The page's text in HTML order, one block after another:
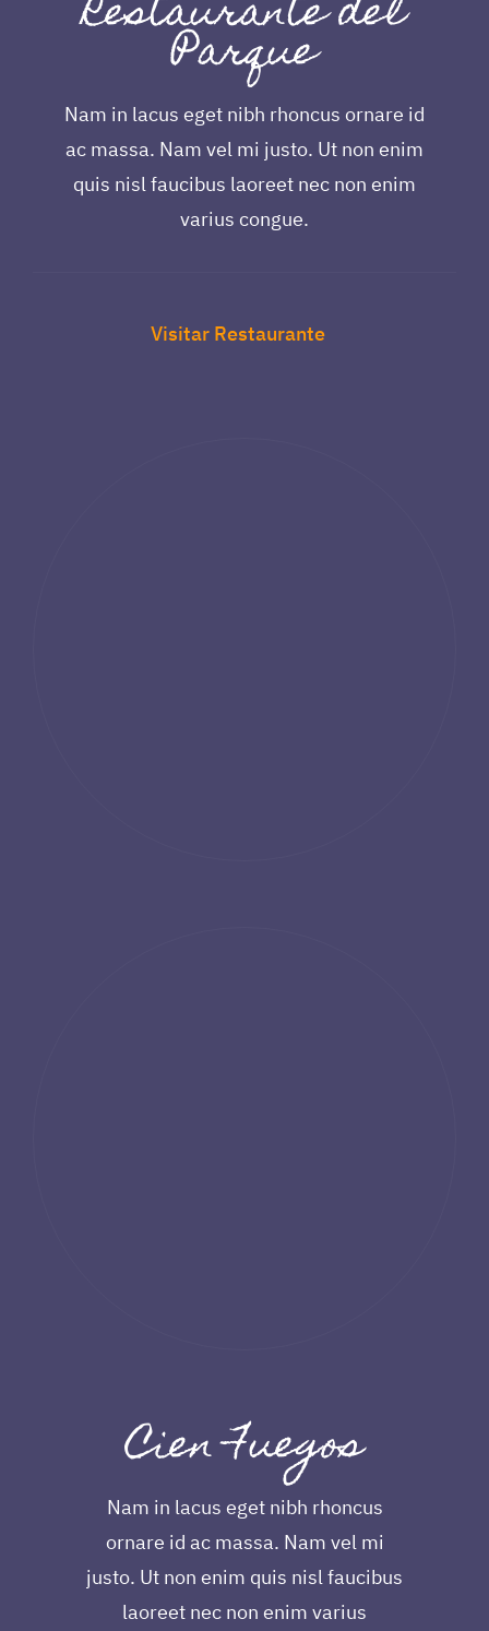
Parque
Nam in lacus eget nibh rhoncus ornare id
ac massa. Nam vel mi justo. Ut non enim
quis nisl faucibus laoreet nec non enim
varius congue.
Visitar Restaurante
Cien Fuegos
Nam in lacus eget nibh rhoncus
ornare id ac massa. Nam vel mi
justo. Ut non enim quis nisl faucibus
laoreet nec non enim varius